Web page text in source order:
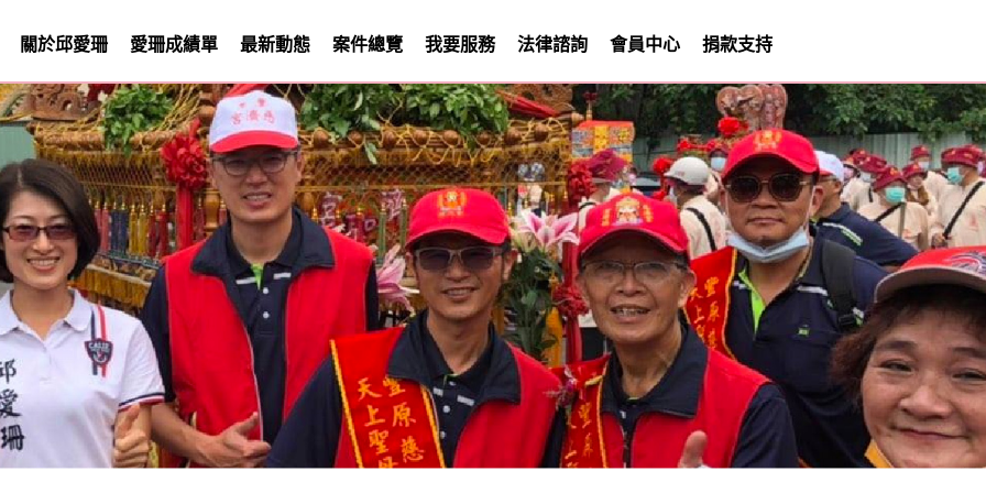
關於邱愛珊 愛珊成績單 最新動態 案件總覽 我要服務 法律諮詢 會員中心 捐款支持